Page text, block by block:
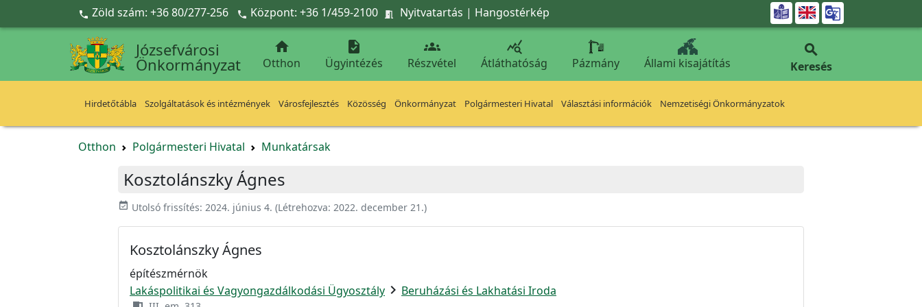
Ugrás a fő tartalomra
 Zöld szám: +36 80/277-256  Központ: +36 1/459-2100  Nyitvatartás | Hangostérkép 
Józsefvárosi
Önkormányzat

Otthon

Ügyintézés

Részvétel

Átláthatóság Pázmány Állami kisajátítás

Keresés
Hirdetőtábla Szolgáltatások és intézmények Városfejlesztés Közösség Önkormányzat Polgármesteri Hivatal Választási információk Nemzetiségi Önkormányzatok
Otthon Polgármesteri Hivatal Munkatársak
Kosztolánszky Ágnes
event_available Utolsó frissítés: 2024. június 4. (Létrehozva: 2022. december 21.)
Kosztolánszky Ágnes
építészmérnök
Lakáspolitikai és Vagyongazdálkodási Ügyosztály chevron_right Beruházási és Lakhatási Iroda